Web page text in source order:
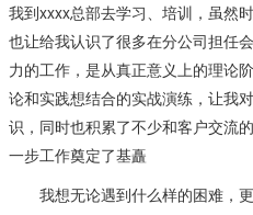
我到xxxx总部去学习、培训，虽然
也让给我认识了很多在分公司担任
力的工作，是从真正意义上的理论
论和实践想结合的实战演练，让我
识，同时也积累了不少和客户交流
一步工作奠定了基矗
我想无论遇到什么样的困难，更